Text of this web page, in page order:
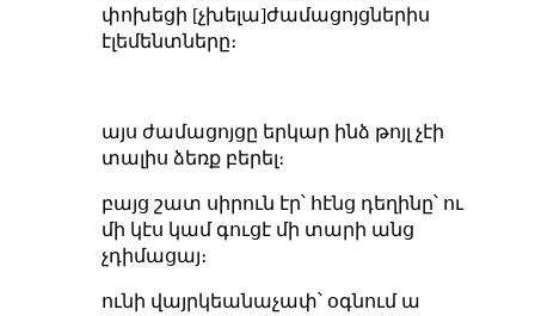
փոխեցի [չխելա]ժամացոյցներիս
էլեմենտները։
այս ժամացոյցը երկար ինձ թոյլ չէի
տալիս ձեռք բերել։
բայց շատ սիրուն էր՝ հէնց դեղինը՝ ու
մի կէս կամ գուցէ մի տարի անց
չդիմացայ։
ունի վայրկեանաչափ՝ օգնում ա